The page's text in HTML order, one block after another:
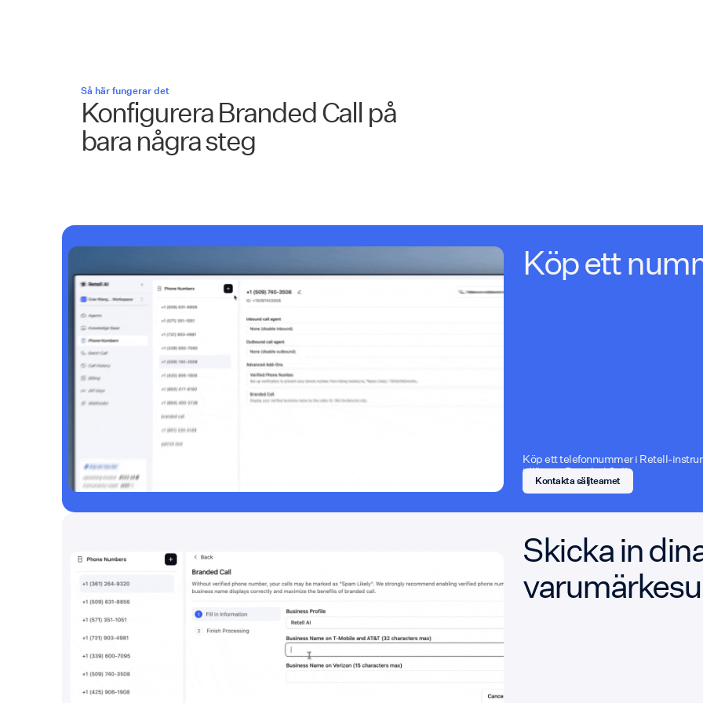
Så här fungerar det
Konfigurera Branded Call på
bara några steg
Köp ett
Köp ett telefonnummer i Retell-
tillägget Branded Call.
Kontakta säljteamet
Skicka in